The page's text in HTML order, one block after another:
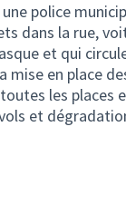
police
dans la rue,
et qui
mise en place
les places
et